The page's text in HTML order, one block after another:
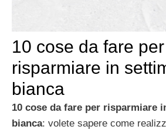
10 cose da fare per
risparmiare in
bianca
10 cose da fare per risparmiare
bianca: volete sapere come